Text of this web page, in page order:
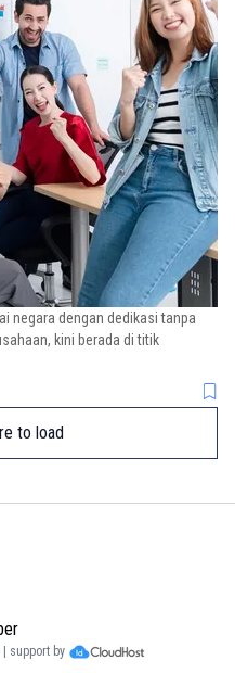
negara dengan dedikasi tanpa
kini berada di titik
to load
support by